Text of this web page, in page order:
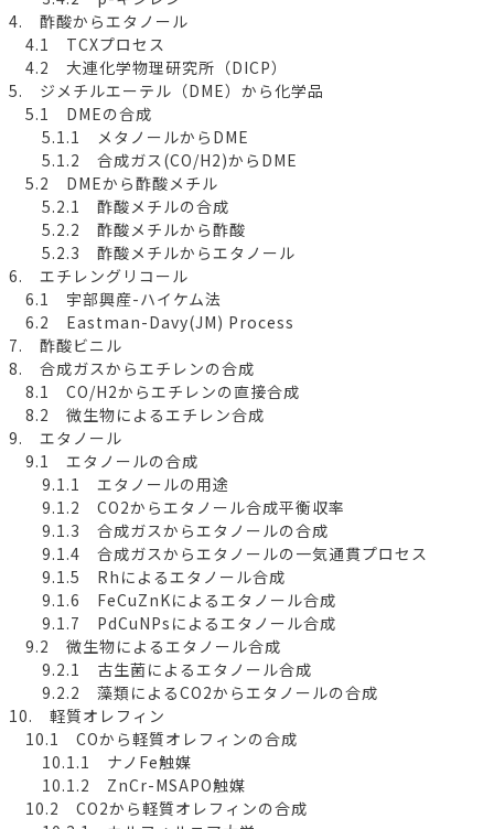
4. 酢酸からエタノール
4.1 TCXプロセス
4.2 大連化学物理研究所（DICP）
5. ジメチルエーテル（DME）から化学品
5.1 DMEの合成
5.1.1 メタノールからDME
5.1.2 合成ガス(CO/H2)からDME
5.2 DMEから酢酸メチル
5.2.1 酢酸メチルの合成
5.2.2 酢酸メチルから酢酸
5.2.3 酢酸メチルからエタノール
6. エチレングリコール
6.1 宇部興産-ハイケム法
6.2 Eastman-Davy(JM) Process
7. 酢酸ビニル
8. 合成ガスからエチレンの合成
8.1 CO/H2からエチレンの直接合成
8.2 微生物によるエチレン合成
9. エタノール
9.1 エタノールの合成
9.1.1 エタノールの用途
9.1.2 CO2からエタノール合成平衡収率
9.1.3 合成ガスからエタノールの合成
9.1.4 合成ガスからエタノールの一気通貫プロセス
9.1.5 Rhによるエタノール合成
9.1.6 FeCuZnKによるエタノール合成
9.1.7 PdCuNPsによるエタノール合成
9.2 微生物によるエタノール合成
9.2.1 古生菌によるエタノール合成
9.2.2 藻類によるCO2からエタノールの合成
10. 軽質オレフィン
10.1 COから軽質オレフィンの合成
10.1.1 ナノFe触媒
10.1.2 ZnCr-MSAPO触媒
10.2 CO2から軽質オレフィンの合成